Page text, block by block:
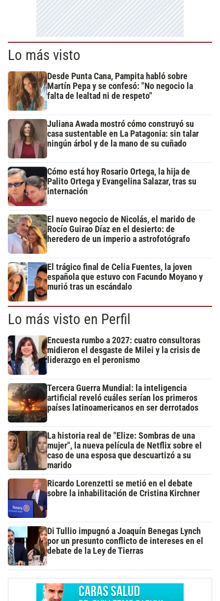
Lo más visto
Desde Punta Cana, Pampita habló sobre
Martín Pepa y se confesó: "No negocio la
falta de lealtad ni de respeto"
Juliana Awada mostró cómo construyó su
casa sustentable en La Patagonia: sin talar
ningún árbol y de la mano de su cuñado
Cómo está hoy Rosario Ortega, la hija de
Palito Ortega y Evangelina Salazar, tras su
internación
El nuevo negocio de Nicolás, el marido de
Rocío Guirao Díaz en el desierto: de
heredero de un imperio a astrofotógrafo
El trágico final de Celia Fuentes, la joven
española que estuvo con Facundo Moyano y
murió tras un escándalo
Lo más visto en Perfil
Encuesta rumbo a 2027: cuatro consultoras
midieron el desgaste de Milei y la crisis de
liderazgo en el peronismo
Tercera Guerra Mundial: la inteligencia
artificial reveló cuáles serían los primeros
países latinoamericanos en ser derrotados
La historia real de "Elize: Sombras de una
mujer", la nueva película de Netflix sobre el
caso de una esposa que descuartizó a su
marido
Ricardo Lorenzetti se metió en el debate
sobre la inhabilitación de Cristina Kirchner
Di Tullio impugnó a Joaquín Benegas Lynch
por un presunto conflicto de intereses en el
debate de la Ley de Tierras